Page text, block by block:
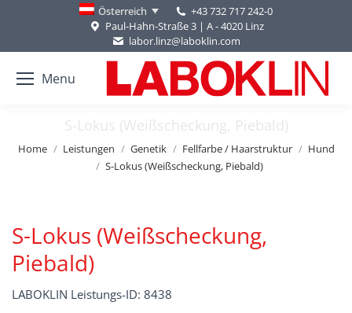
Österreich
+43 732 717 242-0
Paul-Hahn-Straße 3 | A - 4020 Linz
labor.linz@laboklin.com
Menu
S-Lokus (Weißscheckung, Piebald)
You are here:
Home Leistungen Genetik Fellfarbe / Haarstruktur
Hund
S-Lokus (Weißscheckung, Piebald)
S-Lokus (Weißscheckung,
Piebald)
LABOKLIN Leistungs-ID: 8438